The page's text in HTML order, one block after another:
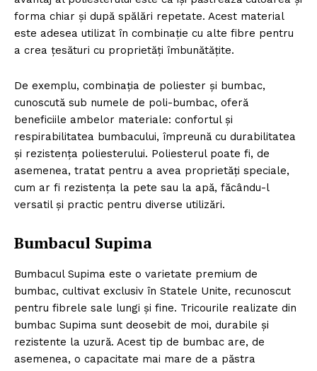
forma chiar și după spălări repetate. Acest material
este adesea utilizat în combinație cu alte fibre pentru
a crea țesături cu proprietăți îmbunătățite.
De exemplu, combinația de poliester și bumbac,
cunoscută sub numele de poli-bumbac, oferă
beneficiile ambelor materiale: confortul și
respirabilitatea bumbacului, împreună cu durabilitatea
și rezistența poliesterului. Poliesterul poate fi, de
asemenea, tratat pentru a avea proprietăți speciale,
cum ar fi rezistența la pete sau la apă, făcându-l
versatil și practic pentru diverse utilizări.
Bumbacul Supima
Bumbacul Supima este o varietate premium de
bumbac, cultivat exclusiv în Statele Unite, recunoscut
pentru fibrele sale lungi și fine. Tricourile realizate din
bumbac Supima sunt deosebit de moi, durabile și
rezistente la uzură. Acest tip de bumbac are, de
asemenea, o capacitate mai mare de a păstra